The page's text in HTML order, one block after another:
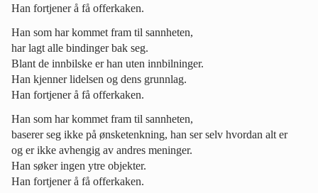
Han fortjener å få offerkaken.
Han som har kommet fram til sannheten,
har lagt alle bindinger bak seg.
Blant de innbilske er han uten innbilninger.
Han kjenner lidelsen og dens grunnlag.
Han fortjener å få offerkaken.
Han som har kommet fram til sannheten,
baserer seg ikke på ønsketenkning, han ser selv hvordan alt er
og er ikke avhengig av andres meninger.
Han søker ingen ytre objekter.
Han fortjener å få offerkaken.